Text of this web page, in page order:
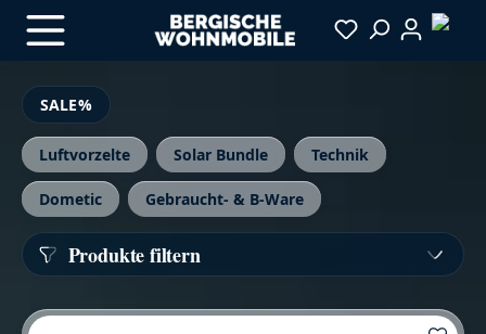
Zum Hauptinhalt springen
SALE%
Luftvorzelte Solar Bundle Technik
Dometic Gebraucht- & B-Ware
Produkte filtern